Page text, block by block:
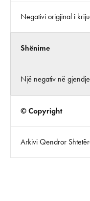
Negativi origjinal i
Shënime
Një negativ në
© Copyright
Arkivi Qendror